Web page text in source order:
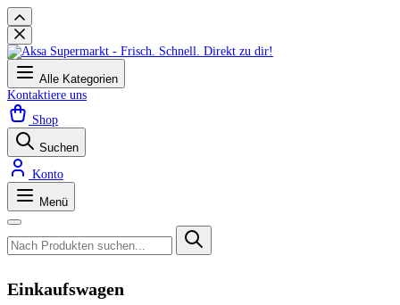
Alle Kategorien
Kontaktiere uns
Shop
Suchen
Konto
Menü
Einkaufswagen